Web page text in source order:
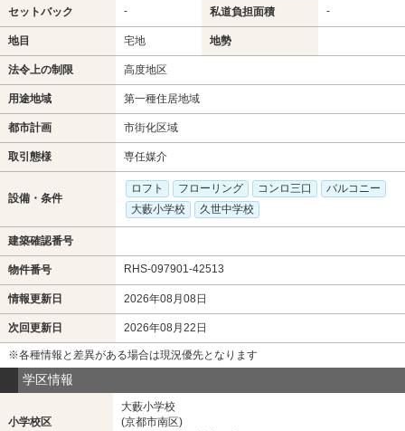
セットバック - 私道負担面積 -
地目 宅地 地勢
法令上の制限 高度地区
用途地域 第一種住居地域
都市計画 市街化区域
取引態様 専任媒介
設備・条件
ロフト フローリング コンロ三口
バルコニー
大藪小学校
久世中学校
建築確認番号
物件番号 RHS-097901-42513
情報更新日 2026年08月08日
次回更新日 2026年08月22日
※各種情報と差異がある場合は現況優先となります
学区情報
小学校区
大藪小学校
(京都市南区)